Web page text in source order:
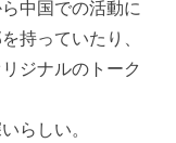
中国での活動に
持っていたり、
ジナルのトーク
らしい。